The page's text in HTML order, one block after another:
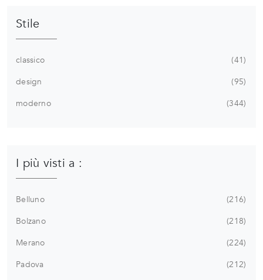
Stile
classico
41
design
95
moderno
344
I più visti a :
Belluno
216
Bolzano
218
Merano
224
Padova
212